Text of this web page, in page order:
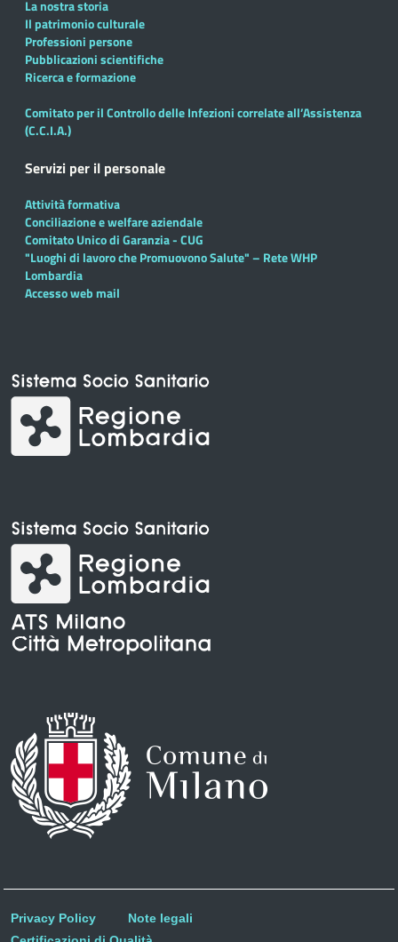
La nostra storia
Il patrimonio culturale
Professioni persone
Pubblicazioni scientifiche
Ricerca e formazione
Comitato per il Controllo delle Infezioni correlate all’Assistenza
(C.C.I.A.)
Servizi per il personale
Attività formativa
Conciliazione e welfare aziendale
Comitato Unico di Garanzia - CUG
"Luoghi di lavoro che Promuovono Salute" – Rete WHP
Lombardia
Accesso web mail
Privacy Policy
Note legali